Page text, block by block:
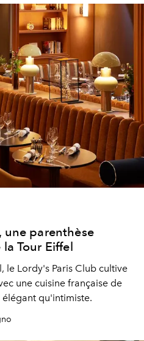
une parenthèse
Tour Eiffel
le Lordy's Paris Club cultive
une cuisine française de
élégant qu'intimiste.